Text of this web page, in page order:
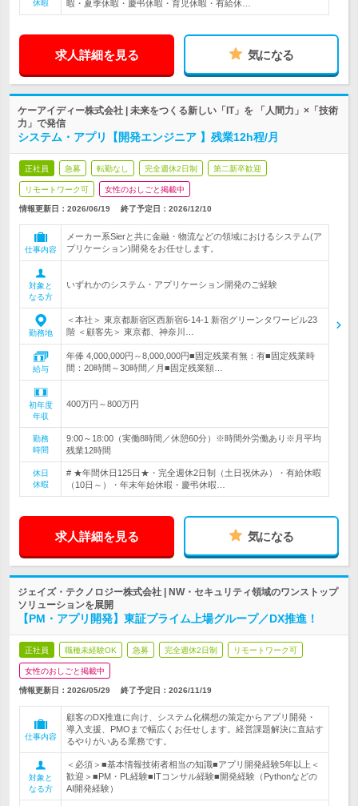
休暇 暇・夏季休暇・慶弔休暇・育児休暇・有給休…
求人詳細を見る 気になる
ケーアイディー株式会社 | 未来をつくる新しい「IT」を 「人間力」×「技術
力」で発信
システム・アプリ【開発エンジニア 】残業12h程/月
正社員 急募 転勤なし 完全週休2日制 第二新卒歓迎
リモートワーク可 女性のおしごと掲載中
情報更新日：2026/06/19 終了予定日： 2026/12/10
仕事内容
メーカー系Sierと共に金融・物流などの領域におけるシステム(ア
プリケーション)開発をお任せします。
対象と
なる方
いずれかのシステム・アプリケーション開発のご経験
勤務地
＜本社＞ 東京都新宿区西新宿6-14-1 新宿グリーンタワービル23
階 ＜顧客先＞ 東京都、神奈川…
給与
年俸 4,000,000円～8,000,000円■固定残業有無：有■固定残業時
間：20時間～30時間／月■固定残業額…
初年度
年収
400万円～800万円
勤務
時間
9:00～18:00（実働8時間／休憩60分）※時間外労働あり※月平均
残業12時間
休日
休暇
# ★年間休日125日★・完全週休2日制（土日祝休み）・有給休暇
（10日～）・年末年始休暇・慶弔休暇…
求人詳細を見る 気になる
ジェイズ・テクノロジー株式会社 | NW・セキュリティ領域のワンストップ
ソリューションを展開
【PM・アプリ開発】東証プライム上場グループ／DX推進！
正社員 職種未経験OK 急募 完全週休2日制 リモートワーク可
女性のおしごと掲載中
情報更新日：2026/05/29 終了予定日： 2026/11/19
仕事内容
顧客のDX推進に向け、システム化構想の策定からアプリ開発・
導入支援、PMOまで幅広くお任せします。経営課題解決に直結す
るやりがいある業務です。
対象と
なる方
＜必須＞■基本情報技術者相当の知識■アプリ開発経験5年以上＜
歓迎＞■PM・PL経験■ITコンサル経験■開発経験（Pythonなどの
AI開発経験）